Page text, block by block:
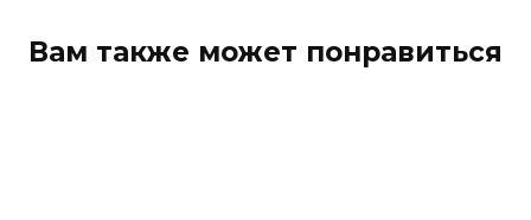
Вам также может понравиться